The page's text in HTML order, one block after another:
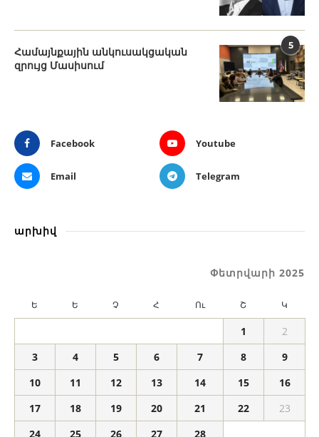
5
Համայնքային անկուսակցական
զրույց Մասիսում
Facebook Youtube
Email Telegram
արխիվ
Փետրվարի 2025
Ե Ե Չ Հ Ու Շ Կ
1
2
3
4 5 6 7 8
9
10
11 12 13 14 15
16
17
18 19 20 21 22
23
24
25 26 27 28